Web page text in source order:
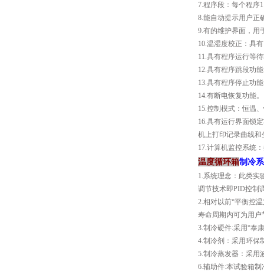
7.程序段：每个程序
8.能自动提示用户正
9.有的维护界面，用
10.温湿度校正：具
11.具有程序运行等
12.具有程序跳段功
13.具有程序停止功
14.有断电恢复功能。
15.控制模式：恒温
16.具有运行界面锁
机上打印记录曲线
17.计算机监控系统
温度循环箱制冷
1.系统理念：此类实
调节技术即PID控制
2.相对以前“平衡控
寿命周期内可为用
3.制冷硬件:采用“泰
4.制冷剂：采用环保
5.制冷蒸发器：采用
6.辅助件:本试验箱